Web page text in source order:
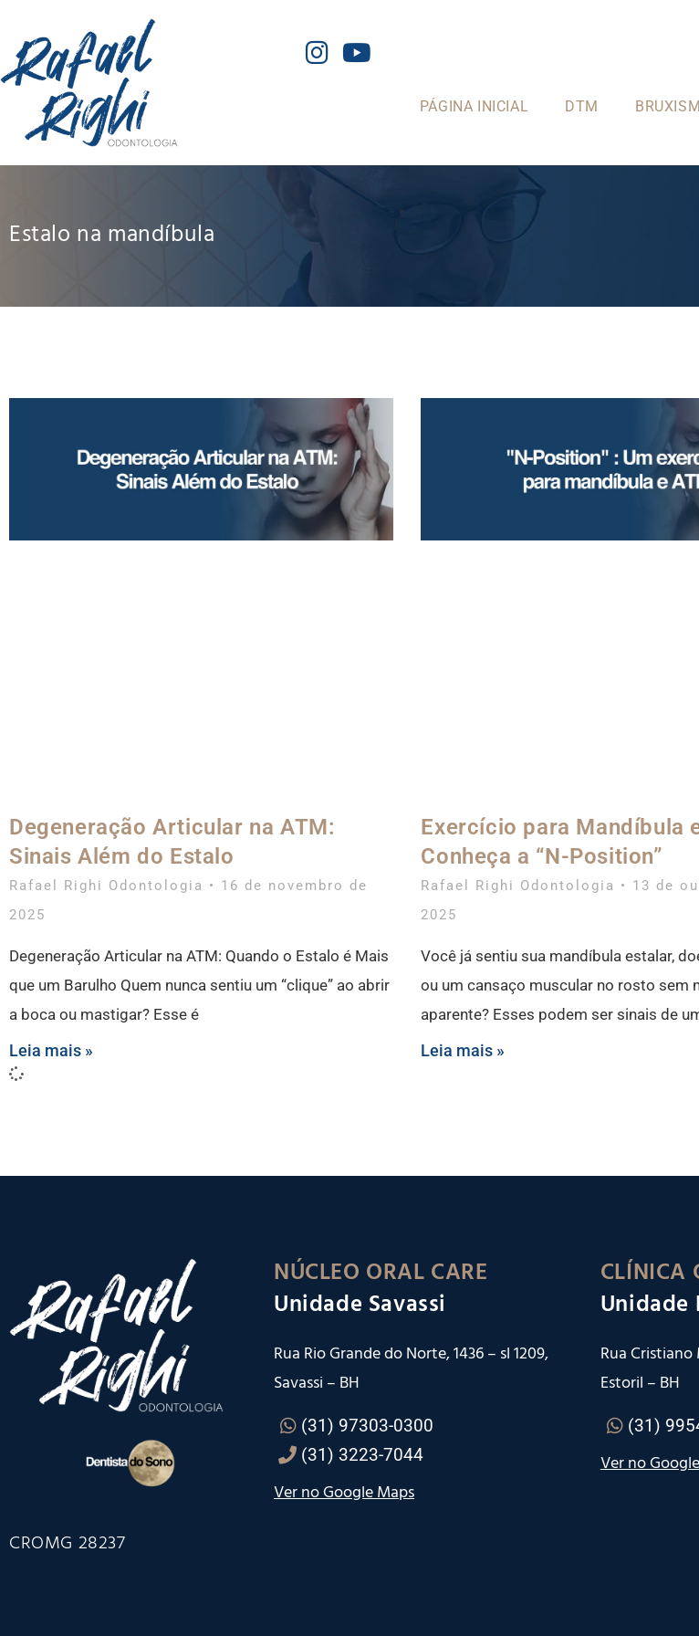
PÁGINA INICIAL DTM
Estalo na mandíbula
Degeneração Articular na ATM:
Sinais Além do Estalo
Rafael Righi Odontologia
16 de novembro de
2025
Degeneração Articular na ATM: Quando o Estalo é Mais
que um Barulho Quem nunca sentiu um “clique” ao abrir
a boca ou mastigar? Esse é
Leia mais »
Exercício para Mandíbula
Conheça a “N-Position”
Rafael Righi Odontologia
13 de
2025
Você já sentiu sua mandíbula estalar,
ou um cansaço muscular no rosto sem
aparente? Esses podem ser sinais de
Leia mais »
CROMG 28237
NÚCLEO ORAL CARE
Unidade Savassi
Rua Rio Grande do Norte, 1436 – sl 1209,
Savassi – BH
(31) 97303-0300
(31) 3223-7044
Ver no Google Maps
CLÍNICA
Unidade
Rua Cristiano
Estoril – BH
(31)
Ver no